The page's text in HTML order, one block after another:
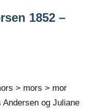
1852 –
> mors > mor
og Juliane